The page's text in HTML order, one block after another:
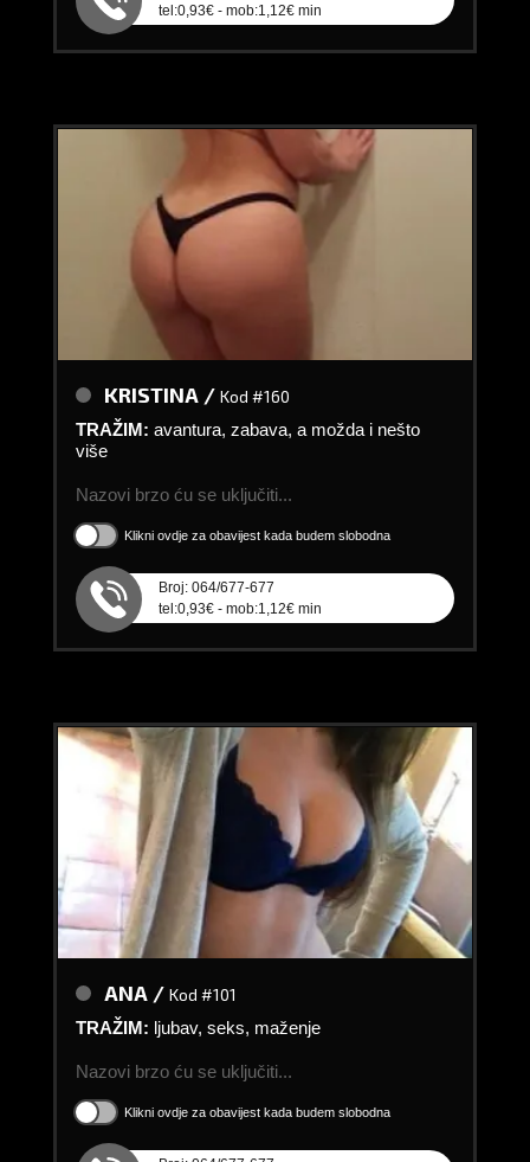
tel:0,93€ - mob:1,12€ min
KRISTINA / Kod #160
TRAŽIM: avantura, zabava, a možda i nešto
više
Nazovi brzo ću se uključiti...
Klikni ovdje za obavijest kada budem slobodna
Broj: 064/677-677
tel:0,93€ - mob:1,12€ min
ANA / Kod #101
TRAŽIM: ljubav, seks, maženje
Nazovi brzo ću se uključiti...
Klikni ovdje za obavijest kada budem slobodna